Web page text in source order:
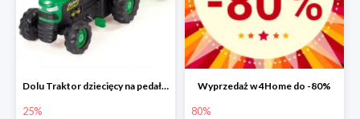
Dolu Traktor dziecięcy na pedały z przyczepką -25%
25%
Wyprzedaż w 4Home do -80%
80%